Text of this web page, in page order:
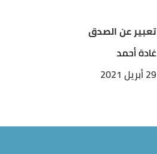
تعبير عن الصدق
غادة أحمد
29 أبريل 2021